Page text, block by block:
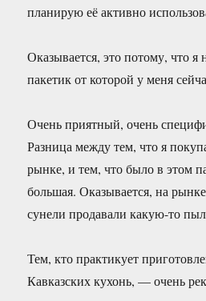
планирую её активно
Оказывается, это потому, что
пакетик от которой у меня
Очень приятный, очень
Разница между тем, что я
рынке, и тем, что было в этом
большая. Оказывается, на
сунели продавали какую-то
Тем, кто практикует
Кавказских кухонь, — очень